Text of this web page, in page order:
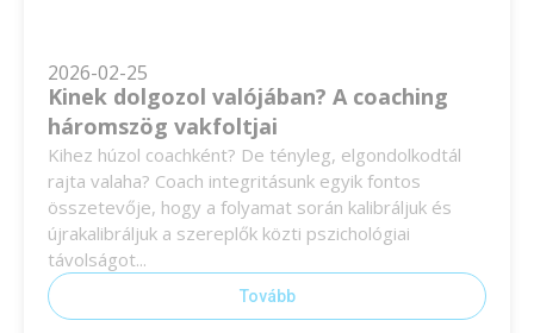
2026-02-25
Kinek dolgozol valójában? A coaching
háromszög vakfoltjai
Kihez húzol coachként? De tényleg, elgondolkodtál
rajta valaha? Coach integritásunk egyik fontos
összetevője, hogy a folyamat során kalibráljuk és
újrakalibráljuk a szereplők közti pszichológiai
távolságot...
Tovább